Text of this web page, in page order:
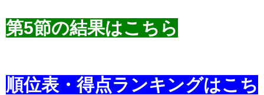
第5節の結果はこちら
順位表・得点ランキングはこち